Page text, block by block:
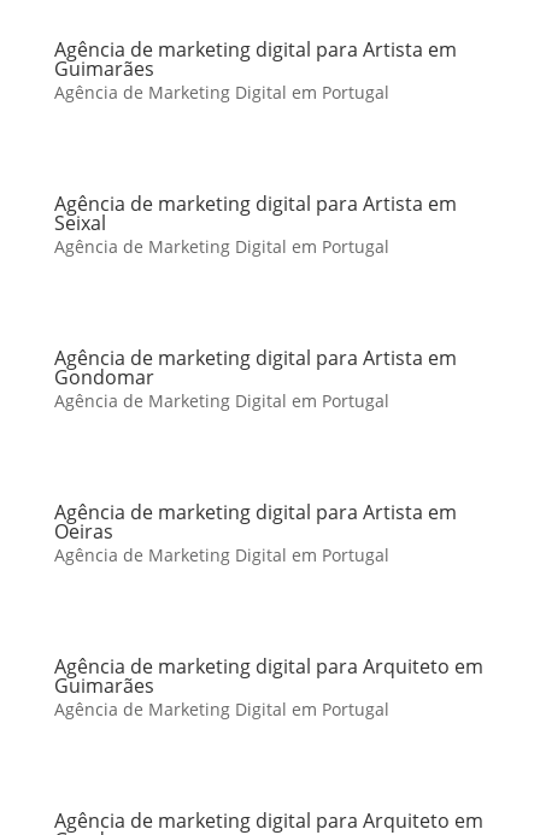
Agência de marketing digital para Artista em
Guimarães
Agência de Marketing Digital em Portugal
Agência de marketing digital para Artista em
Seixal
Agência de Marketing Digital em Portugal
Agência de marketing digital para Artista em
Gondomar
Agência de Marketing Digital em Portugal
Agência de marketing digital para Artista em
Oeiras
Agência de Marketing Digital em Portugal
Agência de marketing digital para Arquiteto em
Guimarães
Agência de Marketing Digital em Portugal
Agência de marketing digital para Arquiteto em